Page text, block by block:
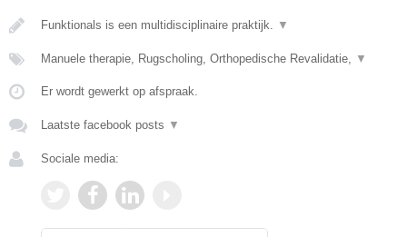
Funktionals is een multidisciplinaire praktijk. ▼
Manuele therapie, Rugscholing, Orthopedische Revalidatie, ▼
Er wordt gewerkt op afspraak.
Laatste facebook posts ▼
Sociale media: